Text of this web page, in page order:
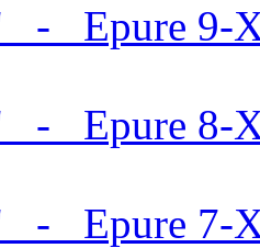
- Epure 9-
- Epure 8-
- Epure 7-